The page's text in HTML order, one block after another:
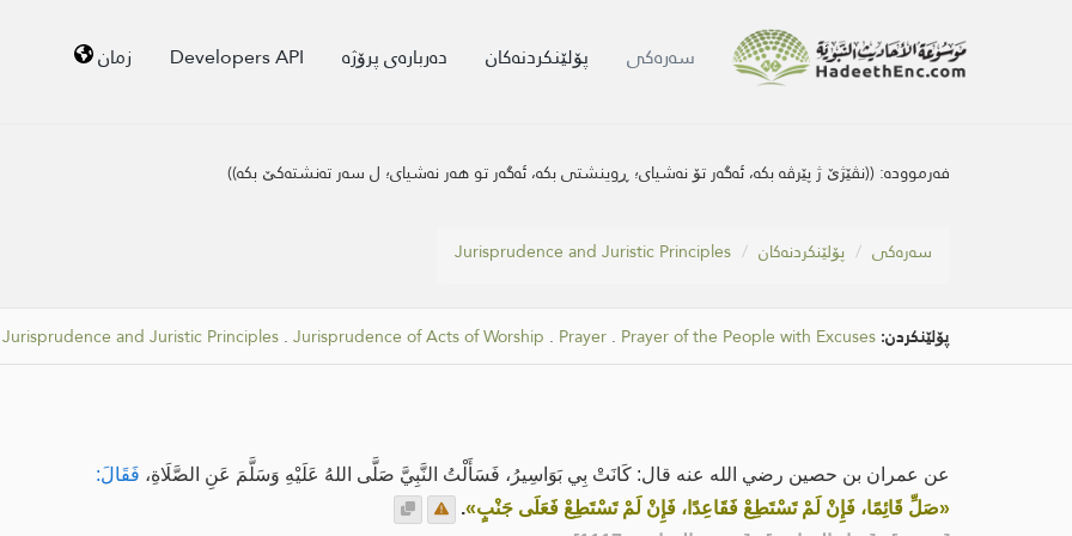
سه‌ره‌كی پۆلێنکردنەکان دەربارەی پرۆژە Developers API زمان
فەرموودە: ((نڤێژێ ژ پێرڤه‌ بكه‌، ئه‌گه‌ر تۆ نه‌شیای؛ ڕوینشتی بكه‌، ئه‌گه‌ر تو هه‌ر نه‌شیای؛ ل سه‌ر ته‌نشته‌كێ بكه‌))
سه‌ره‌كی پۆلێنکردنەکان Jurisprudence and Juristic Principles
پۆلێنکردن: Jurisprudence and Juristic Principles . Jurisprudence of Acts of Worship . Prayer . Prayer of the People with Excuses
عن عمران بن حصين رضي الله عنه قال: كَانَتْ بِي بَوَاسِيرُ، فَسَأَلْتُ النَّبِيَّ صَلَّى اللهُ عَلَيْهِ وَسَلَّمَ عَنِ الصَّلَاةِ، فَقَالَ:
«صَلِّ قَائِمًا، فَإِنْ لَمْ تَسْتَطِعْ فَقَاعِدًا، فَإِنْ لَمْ تَسْتَطِعْ فَعَلَى جَنْبٍ».